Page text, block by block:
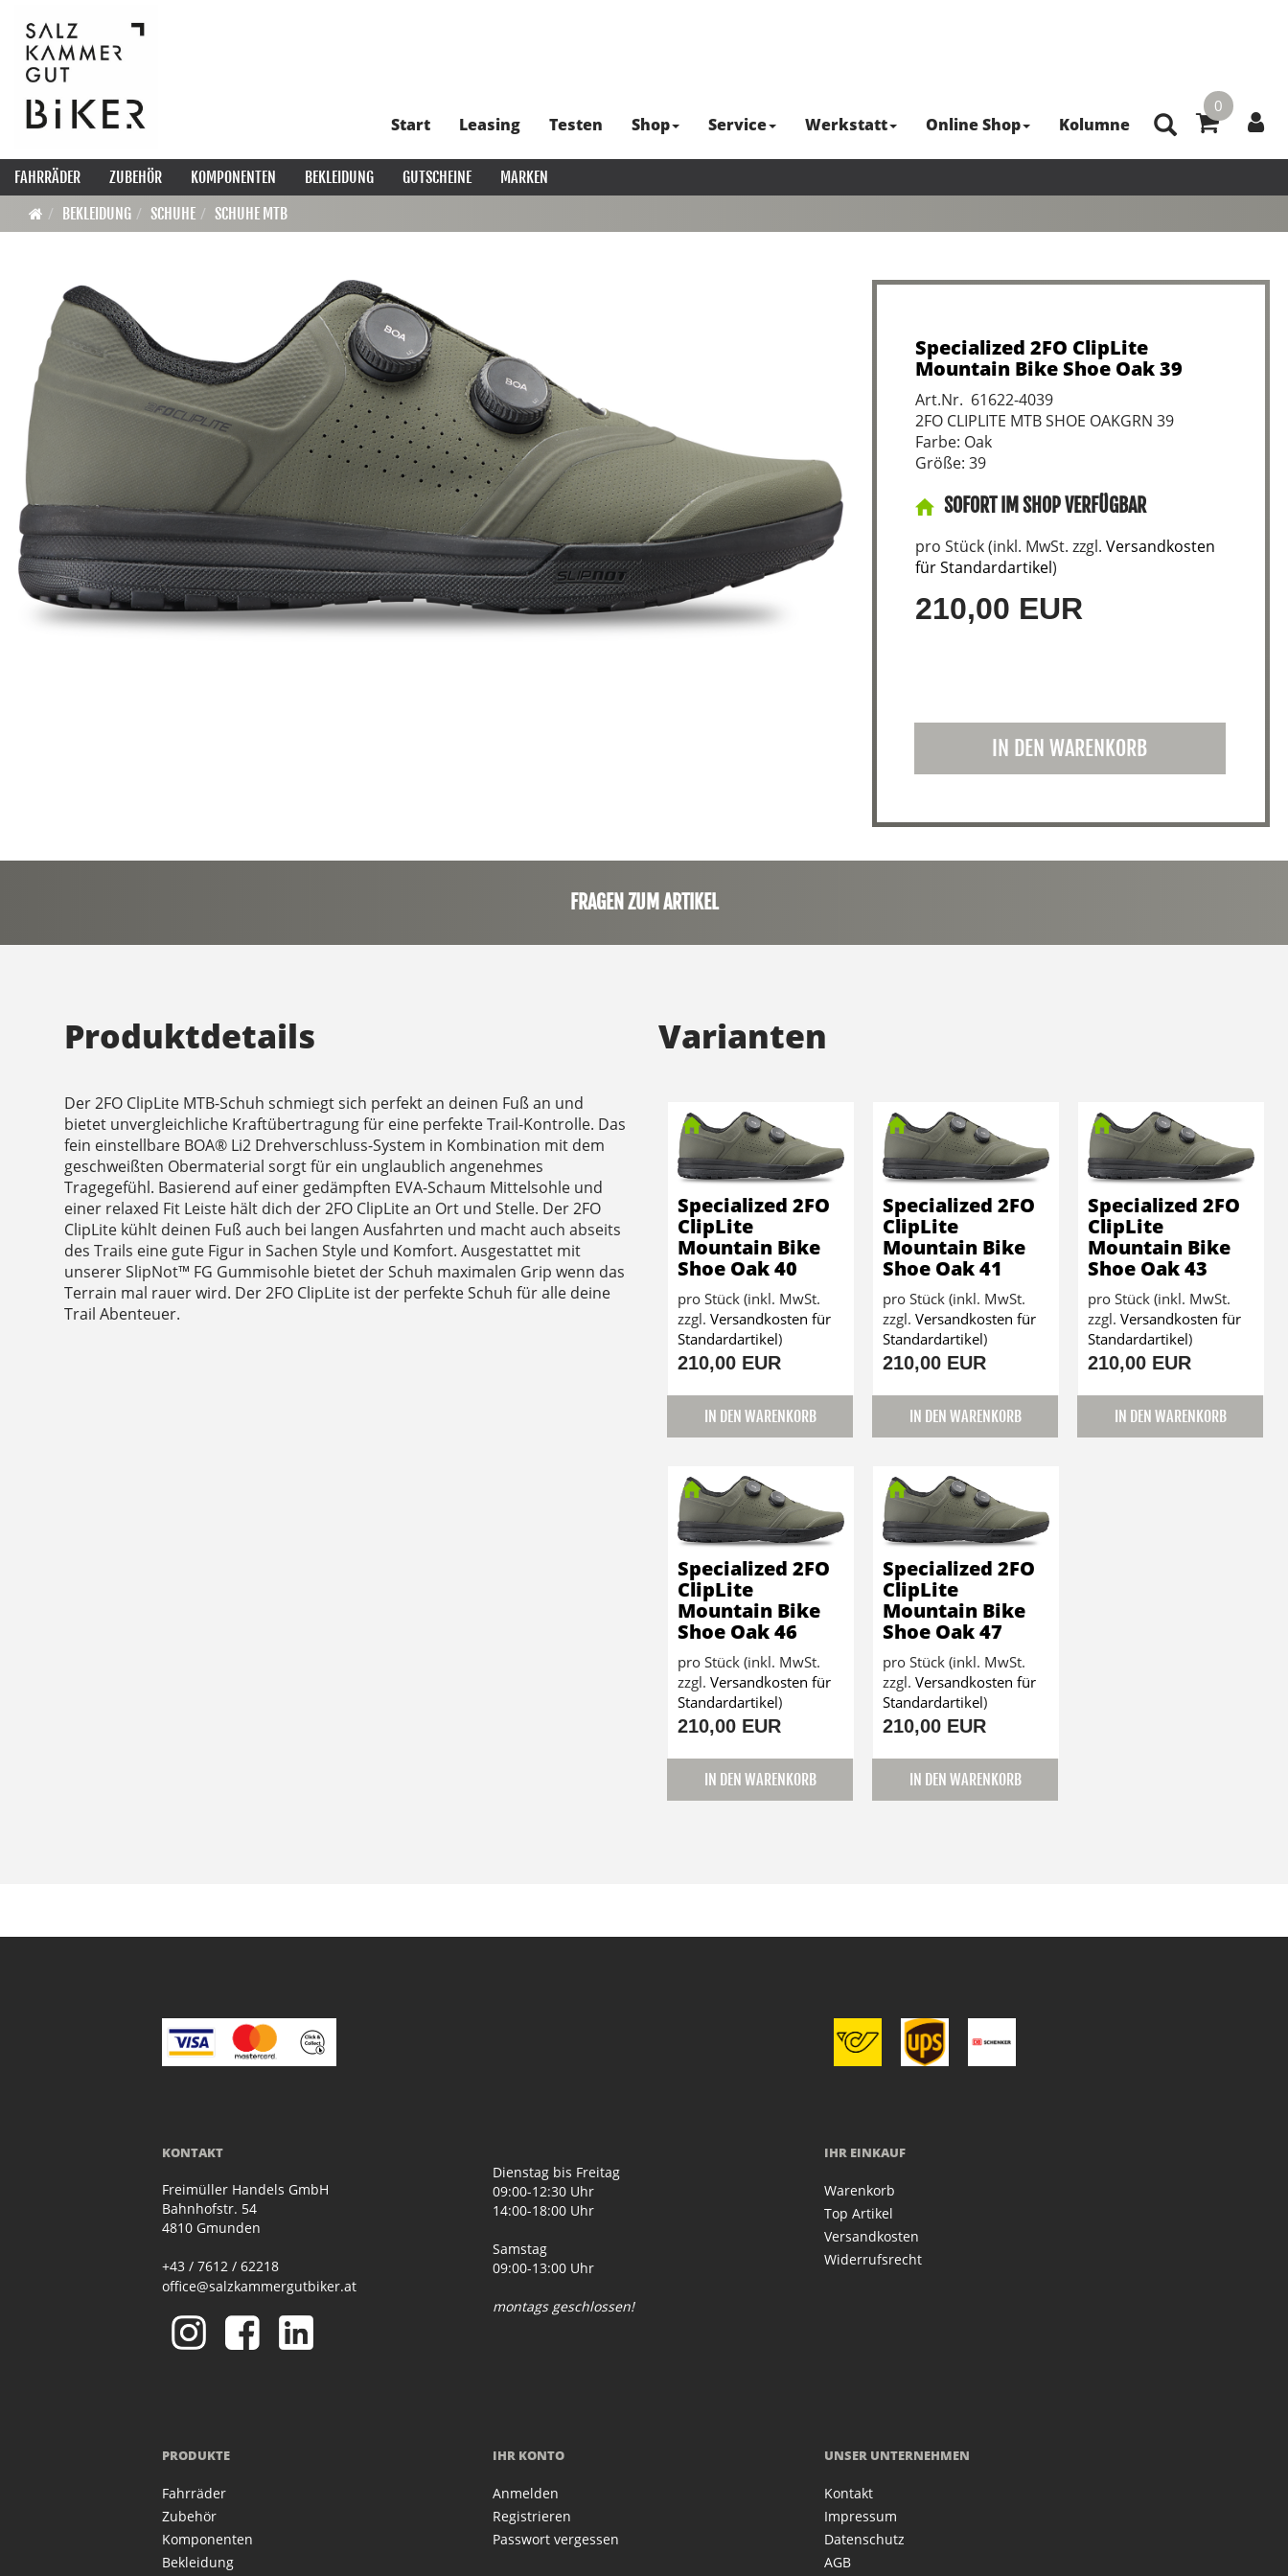
0
Start Leasing Testen Shop Service Werkstatt Online Shop Kolumne
FAHRRÄDER ZUBEHÖR KOMPONENTEN BEKLEIDUNG GUTSCHEINE
MARKEN
BEKLEIDUNG
SCHUHE SCHUHE MTB
Specialized 2FO ClipLite
Mountain Bike Shoe Oak 39
Art.Nr. 61622-4039
2FO CLIPLITE MTB SHOE OAKGRN 39
Farbe: Oak
Größe: 39
SOFORT IM SHOP VERFÜGBAR
pro Stück (inkl. MwSt. zzgl. Versandkosten
für Standardartikel)
210,00 EUR
IN DEN WARENKORB
FRAGEN ZUM ARTIKEL
Produktdetails
Der 2FO ClipLite MTB-Schuh schmiegt sich perfekt an deinen Fuß an und
bietet unvergleichliche Kraftübertragung für eine perfekte Trail-Kontrolle. Das
fein einstellbare BOA® Li2 Drehverschluss-System in Kombination mit dem
geschweißten Obermaterial sorgt für ein unglaublich angenehmes
Tragegefühl. Basierend auf einer gedämpften EVA-Schaum Mittelsohle und
einer relaxed Fit Leiste hält dich der 2FO ClipLite an Ort und Stelle. Der 2FO
ClipLite kühlt deinen Fuß auch bei langen Ausfahrten und macht auch abseits
des Trails eine gute Figur in Sachen Style und Komfort. Ausgestattet mit
unserer SlipNot™ FG Gummisohle bietet der Schuh maximalen Grip wenn das
Terrain mal rauer wird. Der 2FO ClipLite ist der perfekte Schuh für alle deine
Trail Abenteuer.
Varianten
Specialized 2FO
ClipLite
Mountain Bike
Shoe Oak 40
pro Stück (inkl. MwSt.
zzgl. Versandkosten für
Standardartikel)
210,00 EUR
IN DEN WARENKORB
Specialized 2FO
ClipLite
Mountain Bike
Shoe Oak 41
pro Stück (inkl. MwSt.
zzgl. Versandkosten für
Standardartikel)
210,00 EUR
IN DEN WARENKORB
Specialized 2FO
ClipLite
Mountain Bike
Shoe Oak 43
pro Stück (inkl. MwSt.
zzgl. Versandkosten für
Standardartikel)
210,00 EUR
IN DEN WARENKORB
Specialized 2FO
ClipLite
Mountain Bike
Shoe Oak 46
pro Stück (inkl. MwSt.
zzgl. Versandkosten für
Standardartikel)
210,00 EUR
IN DEN WARENKORB
Specialized 2FO
ClipLite
Mountain Bike
Shoe Oak 47
pro Stück (inkl. MwSt.
zzgl. Versandkosten für
Standardartikel)
210,00 EUR
IN DEN WARENKORB
KONTAKT
Freimüller Handels GmbH
Bahnhofstr. 54
4810 Gmunden
+43 / 7612 / 62218
office@salzkammergutbiker.at
Dienstag bis Freitag
09:00-12:30 Uhr
14:00-18:00 Uhr
Samstag
09:00-13:00 Uhr
montags geschlossen!
IHR EINKAUF
Warenkorb
Top Artikel
Versandkosten
Widerrufsrecht
PRODUKTE
Fahrräder
Zubehör
Komponenten
Bekleidung
IHR KONTO
Anmelden
Registrieren
Passwort vergessen
UNSER UNTERNEHMEN
Kontakt
Impressum
Datenschutz
AGB